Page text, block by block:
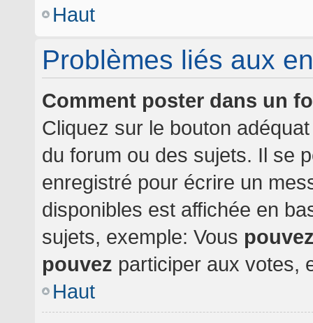
Haut
Problèmes liés aux
Comment poster dans un
Cliquez sur le bouton
du forum ou des sujets. Il se
enregistré pour écrire un
disponibles est affichée en
sujets, exemple: Vous
pouvez participer aux votes,
Haut